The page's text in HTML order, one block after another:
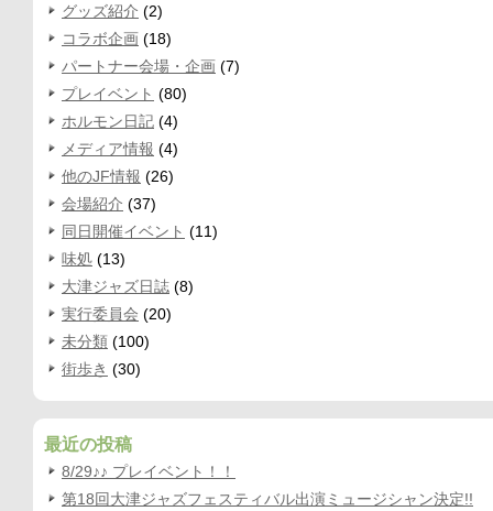
グッズ紹介 (2)
コラボ企画 (18)
パートナー会場・企画 (7)
プレイベント (80)
ホルモン日記 (4)
メディア情報 (4)
他のJF情報 (26)
会場紹介 (37)
同日開催イベント (11)
味処 (13)
大津ジャズ日誌 (8)
実行委員会 (20)
未分類 (100)
街歩き (30)
最近の投稿
8/29♪♪ プレイベント！！
第18回大津ジャズフェスティバル出演ミュージシャン決定!!